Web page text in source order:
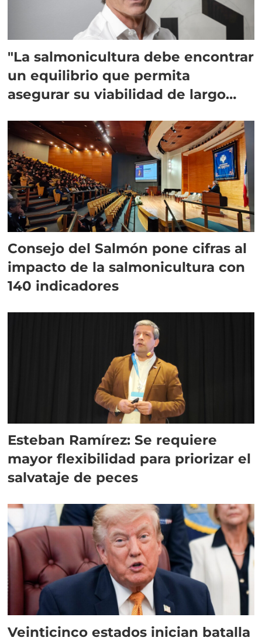
"La salmonicultura debe encontrar
un equilibrio que permita
asegurar su viabilidad de largo
Consejo del Salmón pone cifras al
impacto de la salmonicultura con
140 indicadores
Esteban Ramírez: Se requiere
mayor flexibilidad para priorizar el
salvataje de peces
Veinticinco estados inician batalla